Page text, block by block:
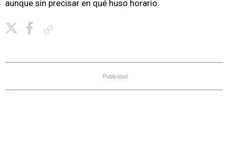
aunque sin precisar en qué huso horario.
Publicidad